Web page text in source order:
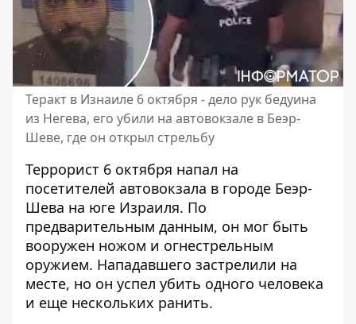
Теракт в Изнаиле 6 октября - дело рук бедуина
из Негева, его убили на автовокзале в Беэр-
Шеве, где он открыл стрельбу
Террорист 6 октября напал на
посетителей автовокзала в городе Беэр-
Шева на юге Израиля. По
предварительным данным, он мог быть
вооружен ножом и огнестрельным
оружием. Нападавшего застрелили на
месте, но он успел убить одного человека
и еще нескольких ранить.